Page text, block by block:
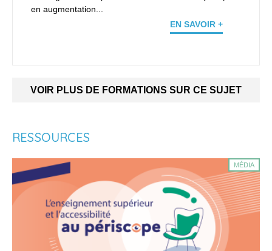
en augmentation...
EN SAVOIR +
VOIR PLUS DE FORMATIONS SUR CE SUJET
RESSOURCES
MÉDIA